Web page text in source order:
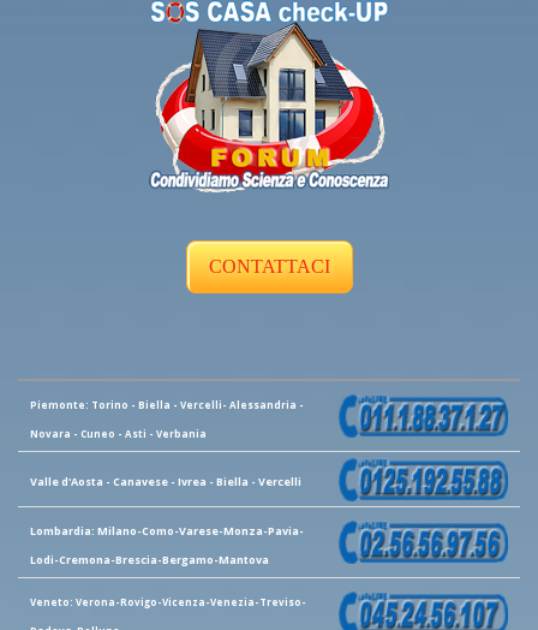
CONTATTACI
Piemonte: Torino - Biella - Vercelli- Alessandria -
Novara - Cuneo - Asti - Verbania
Valle d'Aosta - Canavese - Ivrea - Biella - Vercelli
Lombardia: Milano-Como-Varese-Monza-Pavia-
Lodi-Cremona-Brescia-Bergamo-Mantova
Veneto: Verona-Rovigo-Vicenza-Venezia-Treviso-